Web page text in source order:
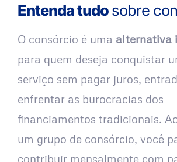
Entenda tudosobre
O consórcio é uma alternativa
para quem deseja conquistar
serviço sem pagar juros,
enfrentar as burocracias dos
financiamentos tradicionais.
um grupo de consórcio, você
contribuir mensalmente com